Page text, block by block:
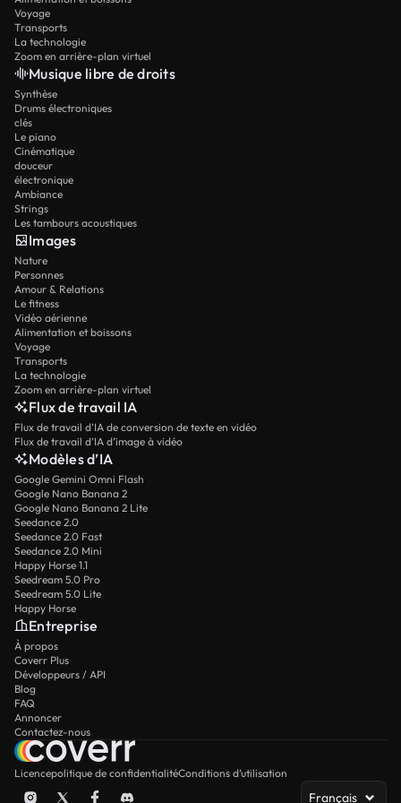
Voyage
Transports
La technologie
Zoom en arrière-plan virtuel
Musique libre de droits
Synthèse
Drums électroniques
clés
Le piano
Cinématique
douceur
électronique
Ambiance
Strings
Les tambours acoustiques
Images
Nature
Personnes
Amour & Relations
Le fitness
Vidéo aérienne
Alimentation et boissons
Voyage
Transports
La technologie
Zoom en arrière-plan virtuel
Flux de travail IA
Flux de travail d’IA de conversion de texte en vidéo
Flux de travail d’IA d’image à vidéo
Modèles d’IA
Google Gemini Omni Flash
Google Nano Banana 2
Google Nano Banana 2 Lite
Seedance 2.0
Seedance 2.0 Fast
Seedance 2.0 Mini
Happy Horse 1.1
Seedream 5.0 Pro
Seedream 5.0 Lite
Happy Horse
Entreprise
À propos
Coverr Plus
Développeurs / API
Blog
FAQ
Annoncer
Contactez-nous
Licencepolitique de confidentialitéConditions d’utilisation
Français